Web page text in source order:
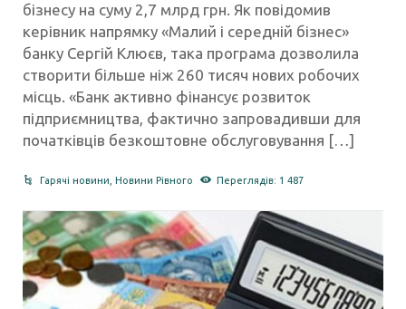
бізнесу на суму 2,7 млрд грн. Як повідомив
керівник напрямку «Малий і середній бізнес»
банку Сергій Клюєв, така програма дозволила
створити більше ніж 260 тисяч нових робочих
місць. «Банк активно фінансує розвиток
підприємництва, фактично запровадивши для
початківців безкоштовне обслуговування […]
Гарячі новини Новини Рівного Переглядів: 1 487